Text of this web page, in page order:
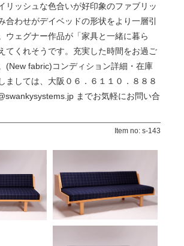
リッシュな色合いが好印象のファブリッ
合わせがデイベッドの形状をより一層引
ウェグナー作品が「家具と一緒に暮ら
てくれそうです。充実した時間をお過ご
(New fabric)コンディション詳細・在庫
ましては、大阪０６．６１１０．８８８
までお気軽にお問い合
Item no: s-143